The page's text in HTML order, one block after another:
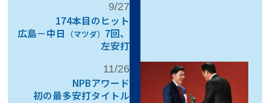
9/27
174本目のヒット
広島－中日 （マツダ） 7回、
左安打
11/26
NPBアワード
初の最多安打タイトル